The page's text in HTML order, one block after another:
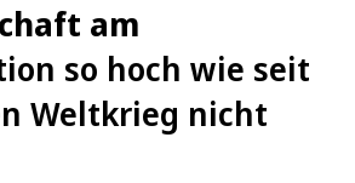
am
so hoch wie seit
Weltkrieg nicht